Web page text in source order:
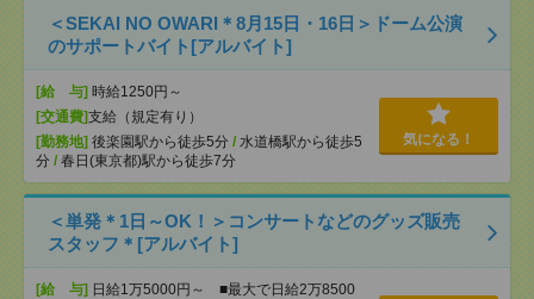
＜SEKAI NO OWARI＊8月15日・16日＞ドーム公演
のサポートバイト[アルバイト]
[給 与] 時給1250円～
[交通費]支給（規定有り）
[勤務地] 後楽園駅から徒歩5分 / 水道橋駅から徒歩5
分 / 春日(東京都)駅から徒歩7分
気になる！
＜単発＊1日～OK！＞コンサートなどのグッズ販売
スタッフ＊[アルバイト]
[給 与] 日給1万5000円～ ■最大で日給2万8500